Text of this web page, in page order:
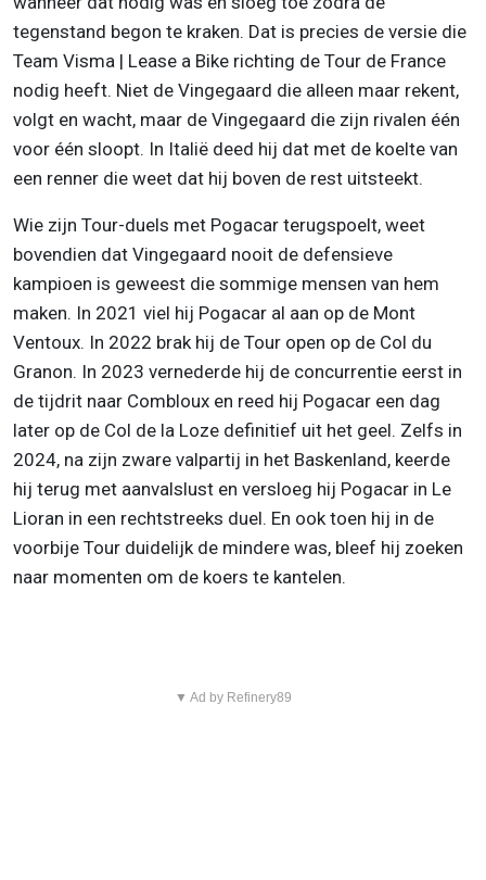
tegenstand begon te kraken. Dat is precies de versie die
Team Visma | Lease a Bike richting de Tour de France
nodig heeft. Niet de Vingegaard die alleen maar rekent,
volgt en wacht, maar de Vingegaard die zijn rivalen één
voor één sloopt. In Italië deed hij dat met de koelte van
een renner die weet dat hij boven de rest uitsteekt.
Wie zijn Tour-duels met Pogacar terugspoelt, weet
bovendien dat Vingegaard nooit de defensieve
kampioen is geweest die sommige mensen van hem
maken. In 2021 viel hij Pogacar al aan op de Mont
Ventoux. In 2022 brak hij de Tour open op de Col du
Granon. In 2023 vernederde hij de concurrentie eerst in
de tijdrit naar Combloux en reed hij Pogacar een dag
later op de Col de la Loze definitief uit het geel. Zelfs in
2024, na zijn zware valpartij in het Baskenland, keerde
hij terug met aanvalslust en versloeg hij Pogacar in Le
Lioran in een rechtstreeks duel. En ook toen hij in de
voorbije Tour duidelijk de mindere was, bleef hij zoeken
naar momenten om de koers te kantelen.
▼ Ad by Refinery89